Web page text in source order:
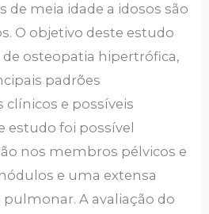
de meia idade a idosos são
O objetivo deste estudo
osteopatia hipertrófica,
padrões
clínicos e possíveis
estudo foi possível
nos membros pélvicos e
e uma extensa
A avaliação do